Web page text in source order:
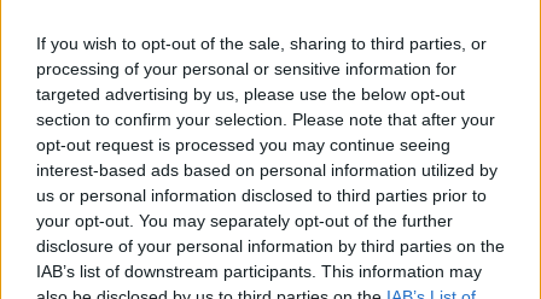
If you wish to opt-out of the sale, sharing to third parties, or
processing of your personal or sensitive information for
targeted advertising by us, please use the below opt-out
section to confirm your selection. Please note that after your
opt-out request is processed you may continue seeing
interest-based ads based on personal information utilized by
us or personal information disclosed to third parties prior to
your opt-out. You may separately opt-out of the further
disclosure of your personal information by third parties on the
IAB’s list of downstream participants. This information may
Frissítés
A Fox News cikkünk megjelenése óta
frissítette írását a Columbia Egyetem
Twitteren történt reagálásával. E szerint a
fenti események önkéntesek, nem
helyettesítik az egyéb egyetemi
rendezvényeket, és azokat a diákokkal együtt